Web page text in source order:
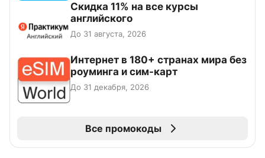
Скидка 11% на все курсы
английского
До 31 августа, 2026
Интернет в 180+ странах мира без
роуминга и сим-карт
До 31 декабря, 2026
Все промокоды